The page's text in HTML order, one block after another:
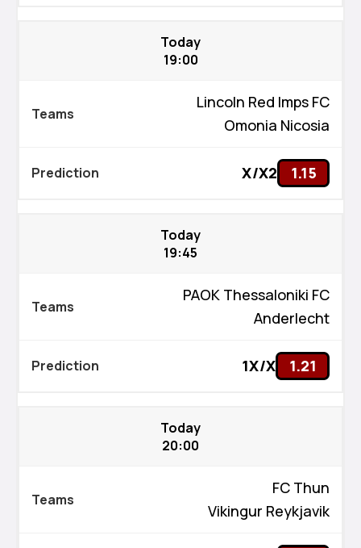
Today
19:00
Lincoln Red Imps FC
Omonia Nicosia
X/X2 1.15
Today
19:45
PAOK Thessaloniki FC
Anderlecht
1X/X 1.21
Today
20:00
FC Thun
Vikingur Reykjavik